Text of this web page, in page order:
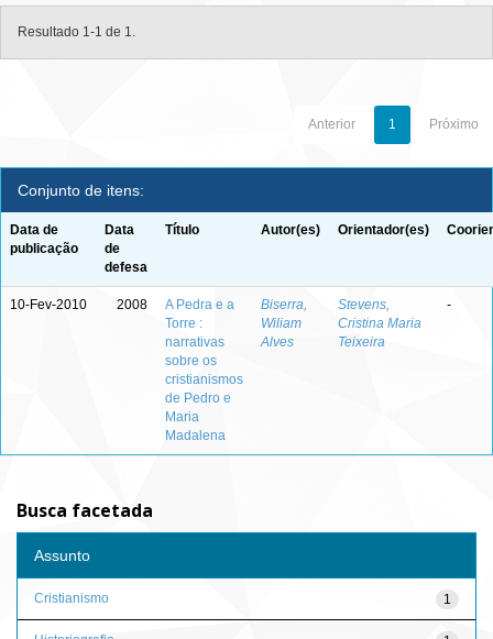
Resultado 1-1 de 1.
Anterior 1 Próximo
Conjunto de itens:
Data de
publicação
Data
de
defesa
Título Autor(es) Orientador(es)
10-Fev-2010 2008
A Pedra e a
Torre :
narrativas
sobre os
cristianismos
de Pedro e
Maria
Madalena
Biserra,
Wiliam
Alves
Stevens,
Cristina Maria
Teixeira
-
Busca facetada
Assunto
1
Cristianismo